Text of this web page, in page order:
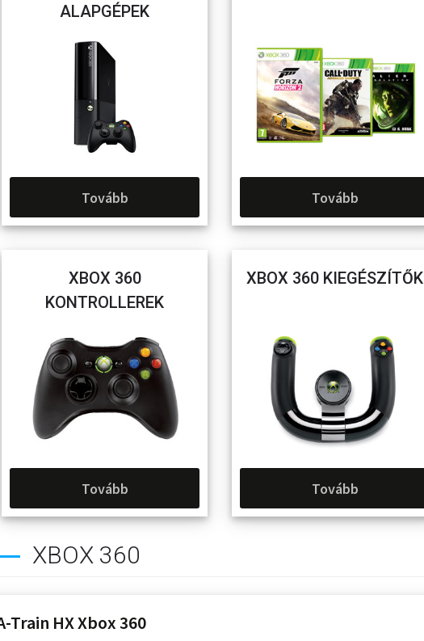
ALAPGÉPEK
Tovább Tovább
XBOX 360
KONTROLLEREK
Tovább
XBOX 360 KIEGÉSZÍTŐK
Tovább
XBOX 360
Train HX Xbox 360